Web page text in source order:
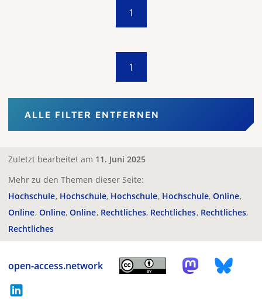
1
1
ALLE FILTER ENTFERNEN
Zuletzt bearbeitet am 11. Juni 2025
Mehr zu den Themen dieser Seite:
Hochschule Hochschule Hochschule Hochschule Online
Online Online Online Rechtliches Rechtliches Rechtliches
Rechtliches
open-access.network